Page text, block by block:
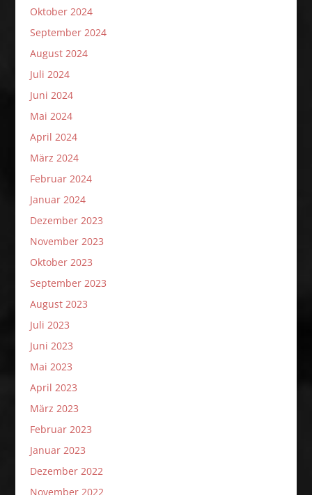
Oktober 2024
September 2024
August 2024
Juli 2024
Juni 2024
Mai 2024
April 2024
März 2024
Februar 2024
Januar 2024
Dezember 2023
November 2023
Oktober 2023
September 2023
August 2023
Juli 2023
Juni 2023
Mai 2023
April 2023
März 2023
Februar 2023
Januar 2023
Dezember 2022
November 2022